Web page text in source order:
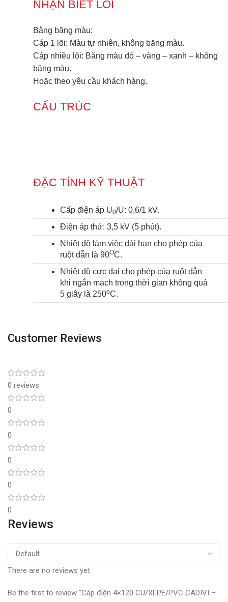
NHẬN BIẾT LÕI
Bằng băng màu:
Cáp 1 lõi: Màu tự nhiên, không băng màu.
Cáp nhiều lõi: Băng màu đỏ – vàng – xanh – không
băng màu.
Hoặc theo yêu cầu khách hàng.
CẤU TRÚC
ĐẶC TÍNH KỸ THUẬT
Cấp điện áp U0/U: 0,6/1 kV.
Điện áp thử: 3,5 kV (5 phút).
Nhiệt độ làm việc dài hạn cho phép của
ruột dẫn là 90OC.
Nhiệt độ cực đại cho phép của ruột dẫn
khi ngắn mạch trong thời gian không quá
5 giây là 250oC.
Customer Reviews
0 reviews
0
0
0
0
0
Reviews
There are no reviews yet.
Be the first to review “Cáp điện 4×120 CU/XLPE/PVC CADIVI –